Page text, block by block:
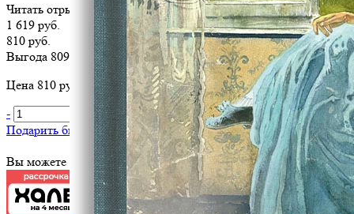
Читать отрывок
1 619 руб.
810 руб.
Выгода 809 руб.
Цена 810 руб. за 1 шт
-
+ В корзину
Подарить библиотеке?
Вы можете оплатить эту книгу картой